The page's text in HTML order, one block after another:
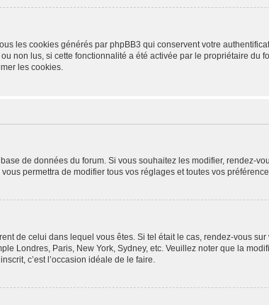
les cookies générés par phpBB3 qui conservent votre
non lus, si cette fonctionnalité a été activée par le propriétaire du
les cookies.
de données du forum. Si vous souhaitez les modifier, rendez-
permettra de modifier tous vos réglages et toutes vos
de celui dans lequel vous êtes. Si tel était le cas, rendez-vous
Londres, Paris, New York, Sydney, etc. Veuillez noter que la
c’est l’occasion idéale de le faire.